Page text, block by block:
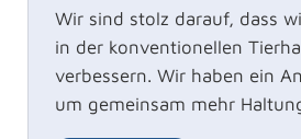
Wir sind stolz darauf, dass
in der konventionellen
verbessern. Wir haben ein
um gemeinsam mehr